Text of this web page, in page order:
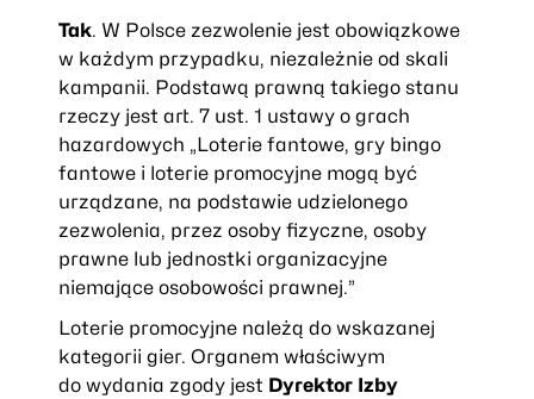
Tak. W Polsce zezwolenie jest obowiązkowe
w każdym przypadku, niezależnie od skali
kampanii. Podstawą prawną takiego stanu
rzeczy jest art. 7 ust. 1 ustawy o grach
hazardowych „Loterie fantowe, gry bingo
fantowe i loterie promocyjne mogą być
urządzane, na podstawie udzielonego
zezwolenia, przez osoby fizyczne, osoby
prawne lub jednostki organizacyjne
niemające osobowości prawnej.”
Loterie promocyjne należą do wskazanej
kategorii gier. Organem właściwym
do wydania zgody jest Dyrektor Izby